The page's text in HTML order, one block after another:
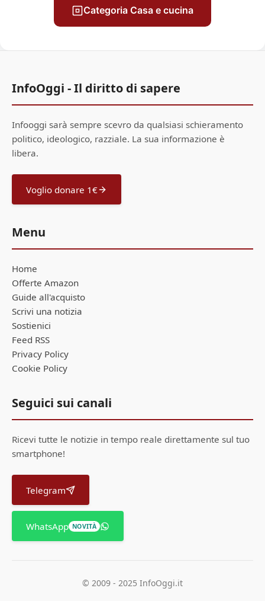
Categoria Casa e cucina
InfoOggi - Il diritto di sapere
Infooggi sarà sempre scevro da qualsiasi schieramento
politico, ideologico, razziale. La sua informazione è
libera.
Voglio donare 1€
Menu
Home
Offerte Amazon
Guide all'acquisto
Scrivi una notizia
Sostienici
Feed RSS
Privacy Policy
Cookie Policy
Seguici sui canali
Ricevi tutte le notizie in tempo reale direttamente sul tuo
smartphone!
Telegram
WhatsApp NOVITÀ
© 2009 - 2025 InfoOggi.it